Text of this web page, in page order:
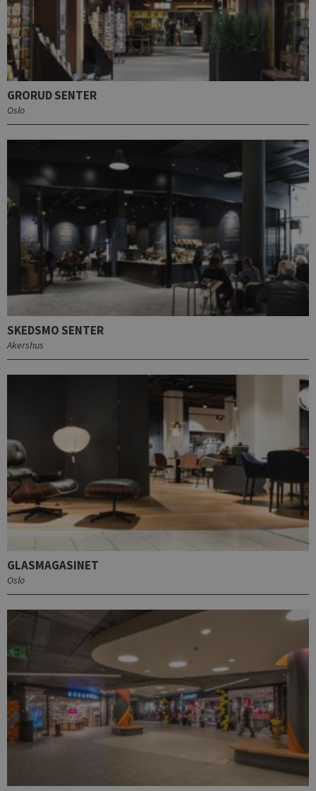
GRORUD SENTER
Oslo
SKEDSMO SENTER
Akershus
GLASMAGASINET
Oslo